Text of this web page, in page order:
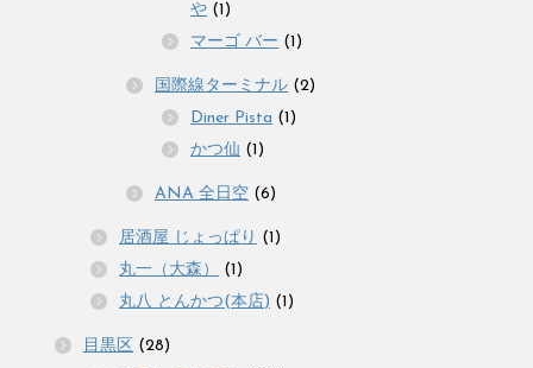
や (1)
マーゴ バー (1)
国際線ターミナル (2)
Diner Pista (1)
かつ仙 (1)
ANA 全日空 (6)
居酒屋 じょっぱり (1)
丸一（大森）
(1)
丸八 とんかつ(本店) (1)
目黒区 (28)